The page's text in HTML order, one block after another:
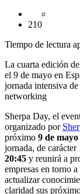
210
Tiempo de lectura
La cuarta edición
el 9 de mayo en
jornada intensiva
networking
Sherpa Day, el
organizado por
próximo 9 de mayo
jornada, de carácter
20:45 y reunirá a
empresas en torno
actualizar
claridad sus